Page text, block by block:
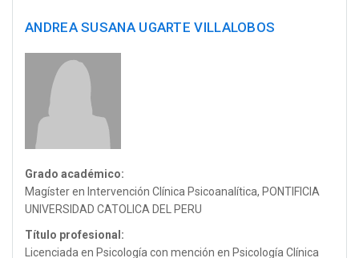
ANDREA SUSANA UGARTE VILLALOBOS
Grado académico:
Magíster en Intervención Clínica Psicoanalítica, PONTIFICIA
UNIVERSIDAD CATOLICA DEL PERU
Título profesional:
Licenciada en Psicología con mención en Psicología Clínica